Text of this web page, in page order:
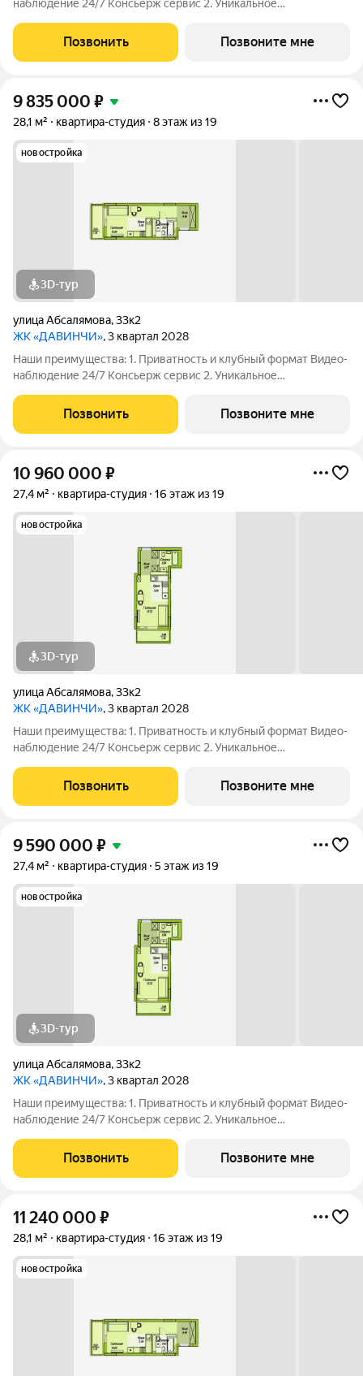
наблюдение 24/7 Консьерж сервис 2. Уникальное
этаже Библиотека Спортивная зона Детский уголок 3.
Комфортный паркинг Закрытый паркинг на 1
Позвонить Позвоните мне
9 835 000 ₽
28,1 м² квартира-студия 8 этаж из 19
новостройка
3D-тур
улица Абсалямова,33к2
ЖК «ДАВИНЧИ», 3 квартал 2028
Наши преимущества: 1. Приватность и клубный формат Видео-
наблюдение 24/7 Консьерж сервис 2. Уникальное
этаже Библиотека Спортивная зона Детский уголок 3.
Комфортный паркинг Закрытый паркинг на 1
Позвонить Позвоните мне
10 960 000 ₽
27,4 м² квартира-студия 16 этаж из 19
новостройка
3D-тур
улица Абсалямова,33к2
ЖК «ДАВИНЧИ», 3 квартал 2028
Наши преимущества: 1. Приватность и клубный формат Видео-
наблюдение 24/7 Консьерж сервис 2. Уникальное
этаже Библиотека Спортивная зона Детский уголок 3.
Комфортный паркинг Закрытый паркинг на 1
Позвонить Позвоните мне
9 590 000 ₽
27,4 м² квартира-студия 5 этаж из 19
новостройка
3D-тур
улица Абсалямова,33к2
ЖК «ДАВИНЧИ», 3 квартал 2028
Наши преимущества: 1. Приватность и клубный формат Видео-
наблюдение 24/7 Консьерж сервис 2. Уникальное
этаже Библиотека Спортивная зона Детский уголок 3.
Комфортный паркинг Закрытый паркинг на 1
Позвонить Позвоните мне
11 240 000 ₽
28,1 м² квартира-студия 16 этаж из 19
новостройка